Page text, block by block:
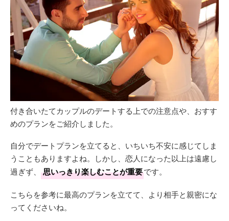
付き合いたてカップルのデートする上での注意点や、おすす
めのプランをご紹介しました。
自分でデートプランを立てると、いちいち不安に感じてしま
うこともありますよね。しかし、恋人になった以上は遠慮し
過ぎず、
思いっきり楽しむことが重要です。
こちらを参考に最高のプランを立てて、より相手と親密にな
ってくださいね。